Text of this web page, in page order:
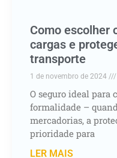
Como escolher
cargas e
transporte
1 de novembro de 2024
O seguro ideal para
formalidade –
mercadorias, a
prioridade para
LER MAIS